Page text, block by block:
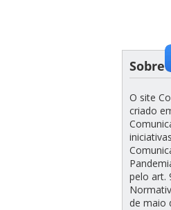
Sobre
O site
criado
pelo art.
de maio